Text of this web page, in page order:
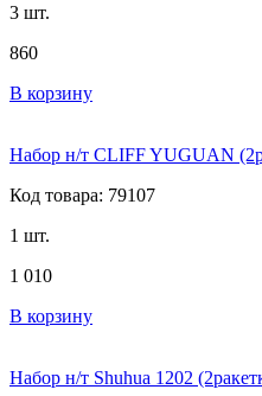
3 шт.
860
В корзину
Набор н/т CLIFF YUGUAN
Код товара: 79107
1 шт.
1 010
В корзину
Набор н/т Shuhua 1202